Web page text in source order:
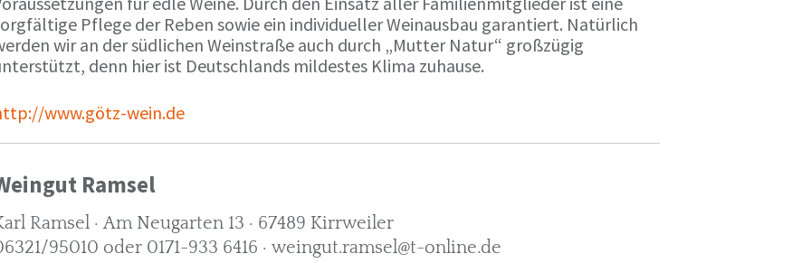
Pflege der Reben sowie ein individueller Weinausbau garantiert. Natürlich
wir an der südlichen Weinstraße auch durch „Mutter Natur“ großzügig
denn hier ist Deutschlands mildestes Klima zuhause.
www.götz-wein.de
Ramsel
Ramsel · Am Neugarten 13 · 67489 Kirrweiler
95010 oder 0171-933 6416 · weingut.ramsel@t-online.de